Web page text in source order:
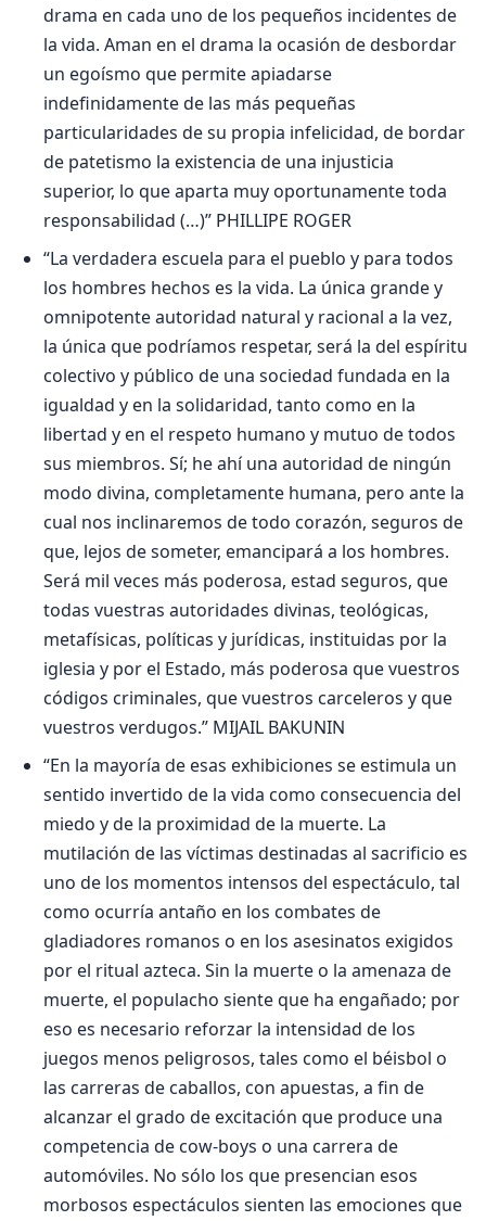
drama en cada uno de los pequeños incidentes de
la vida. Aman en el drama la ocasión de desbordar
un egoísmo que permite apiadarse
indefinidamente de las más pequeñas
particularidades de su propia infelicidad, de bordar
de patetismo la existencia de una injusticia
superior, lo que aparta muy oportunamente toda
responsabilidad (…)” PHILLIPE ROGER
“La verdadera escuela para el pueblo y para todos
los hombres hechos es la vida. La única grande y
omnipotente autoridad natural y racional a la vez,
la única que podríamos respetar, será la del espíritu
colectivo y público de una sociedad fundada en la
igualdad y en la solidaridad, tanto como en la
libertad y en el respeto humano y mutuo de todos
sus miembros. Sí; he ahí una autoridad de ningún
modo divina, completamente humana, pero ante la
cual nos inclinaremos de todo corazón, seguros de
que, lejos de someter, emancipará a los hombres.
Será mil veces más poderosa, estad seguros, que
todas vuestras autoridades divinas, teológicas,
metafísicas, políticas y jurídicas, instituidas por la
iglesia y por el Estado, más poderosa que vuestros
códigos criminales, que vuestros carceleros y que
vuestros verdugos.” MIJAIL BAKUNIN
“En la mayoría de esas exhibiciones se estimula un
sentido invertido de la vida como consecuencia del
miedo y de la proximidad de la muerte. La
mutilación de las víctimas destinadas al sacrificio es
uno de los momentos intensos del espectáculo, tal
como ocurría antaño en los combates de
gladiadores romanos o en los asesinatos exigidos
por el ritual azteca. Sin la muerte o la amenaza de
muerte, el populacho siente que ha engañado; por
eso es necesario reforzar la intensidad de los
juegos menos peligrosos, tales como el béisbol o
las carreras de caballos, con apuestas, a fin de
alcanzar el grado de excitación que produce una
competencia de cow-boys o una carrera de
automóviles. No sólo los que presencian esos
morbosos espectáculos sienten las emociones que